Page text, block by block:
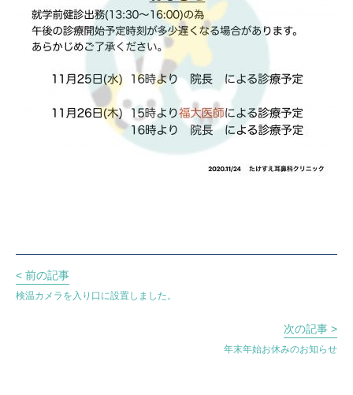
< 前の記事
検温カメラを入り口に設置しました。
次の記事 >
年末年始お休みのお知らせ